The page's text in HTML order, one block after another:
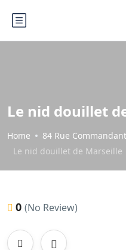
Le nid douillet
Home
84 Rue
Le nid douillet de Marseille
0 (No Review)